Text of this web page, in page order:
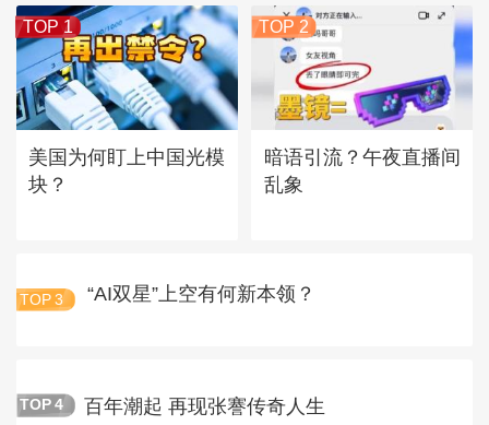
TOP 1
美国为何盯上中国光模
块？
TOP 2
暗语引流？午夜直播间
乱象
TOP 3 “AI双星”上空有何新本领？
TOP 4 百年潮起 再现张謇传奇人生